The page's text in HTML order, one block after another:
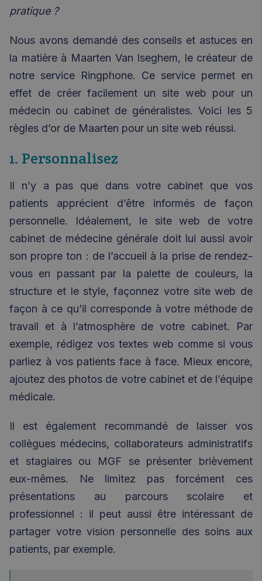
pratique ?
Nous avons demandé des conseils et astuces en
la matière à Maarten Van Iseghem, le créateur de
notre service Ringphone. Ce service permet en
effet de créer facilement un site web pour un
médecin ou cabinet de généralistes. Voici les 5
règles d’or de Maarten pour un site web réussi.
1. Personnalisez
Il n’y a pas que dans votre cabinet que vos
patients apprécient d’être informés de façon
personnelle. Idéalement, le site web de votre
cabinet de médecine générale doit lui aussi avoir
son propre ton : de l’accueil à la prise de rendez-
vous en passant par la palette de couleurs, la
structure et le style, façonnez votre site web de
façon à ce qu’il corresponde à votre méthode de
travail et à l’atmosphère de votre cabinet. Par
exemple, rédigez vos textes web comme si vous
parliez à vos patients face à face. Mieux encore,
ajoutez des photos de votre cabinet et de l’équipe
médicale.
Il est également recommandé de laisser vos
collègues médecins, collaborateurs administratifs
et stagiaires ou MGF se présenter brièvement
eux-mêmes. Ne limitez pas forcément ces
présentations au parcours scolaire et
professionnel : il peut aussi être intéressant de
partager votre vision personnelle des soins aux
patients, par exemple.